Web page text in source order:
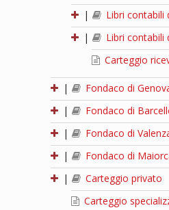
|
Libri contabili
|
Libri contabili
Carteggio
|
Fondaco di
|
Fondaco di
|
Fondaco di
|
Fondaco di
|
Carteggio privato
Carteggio